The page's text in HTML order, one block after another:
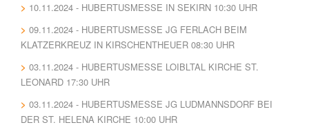
10.11.2024 - HUBERTUSMESSE IN SEKIRN 10:30 UHR
09.11.2024 - HUBERTUSMESSE JG FERLACH BEIM
KLATZERKREUZ IN KIRSCHENTHEUER 08:30 UHR
03.11.2024 - HUBERTUSMESSE LOIBLTAL KIRCHE ST.
LEONARD 17:30 UHR
03.11.2024 - HUBERTUSMESSE JG LUDMANNSDORF BEI
DER ST. HELENA KIRCHE 10:00 UHR